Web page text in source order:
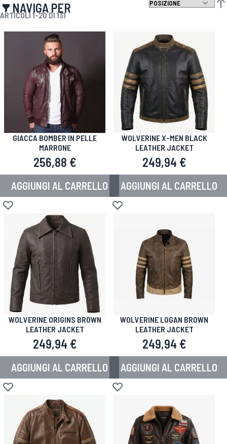
NAVIGA PER
ARTICOLI 1-20DI 131
GIACCA BOMBER IN PELLE
MARRONE
256,88 €
AGGIUNGI AL CARRELLO
Aggiungi alla lista desideri
WOLVERINE X-MEN BLACK
LEATHER JACKET
249,94 €
AGGIUNGI AL CARRELLO
Aggiungi alla lista desideri
WOLVERINE ORIGINS BROWN
LEATHER JACKET
249,94 €
AGGIUNGI AL CARRELLO
Aggiungi alla lista desideri
WOLVERINE LOGAN BROWN
LEATHER JACKET
249,94 €
AGGIUNGI AL CARRELLO
Aggiungi alla lista desideri